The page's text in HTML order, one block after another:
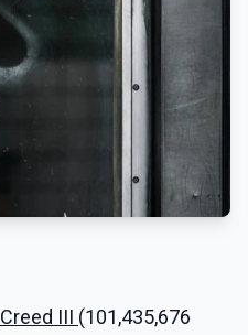
Creed III (101,435,676